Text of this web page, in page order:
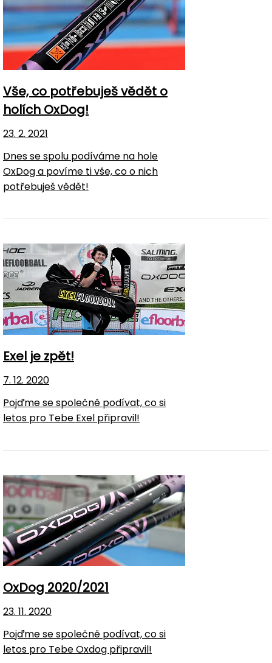
Vše, co potřebuješ vědět o
holích OxDog!
23. 2. 2021
Dnes se spolu podíváme na hole
OxDog a povíme ti vše, co o nich
potřebuješ vědět!
Exel je zpět!
7. 12. 2020
Pojďme se společně podívat, co si
letos pro Tebe Exel připravil!
OxDog 2020/2021
23. 11. 2020
Pojďme se společně podívat, co si
letos pro Tebe Oxdog připravil!